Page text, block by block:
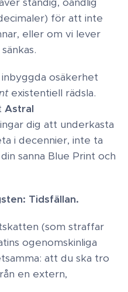
för att inte
eller om vi lever
inbyggda osäkerhet
existentiell rädsla.
Astral
dig att underkasta
i decennier, inte ta
sanna Blue Print och
Tidsfällan ​.
(som straffar
ogenomskinliga
att du ska tro
en extern,